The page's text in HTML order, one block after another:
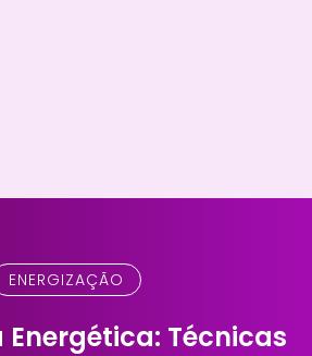
ENERGIZAÇÃO
Técnicas